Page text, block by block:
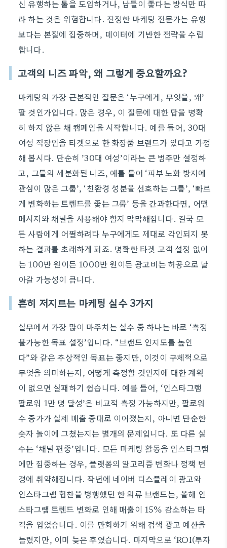
신 유행하는 툴을 도입하거나, 남들이 좋다는 방식만 따
라 하는 것은 위험합니다. 진정한 마케팅 전문가는 유행
보다는 본질에 집중하며, 데이터에 기반한 전략을 수립
합니다.
고객의 니즈 파악, 왜 그렇게 중요할까요?
마케팅의 가장 근본적인 질문은 ‘누구에게, 무엇을, 왜’
팔 것인가입니다. 많은 경우, 이 질문에 대한 답을 명확
히 하지 않은 채 캠페인을 시작합니다. 예를 들어, 30대
여성 직장인을 타겟으로 한 화장품 브랜드가 있다고 가정
해 봅시다. 단순히 ’30대 여성’이라는 큰 범주만 설정하
고, 그들의 세분화된 니즈, 예를 들어 ‘피부 노화 방지에
관심이 많은 그룹’, ‘친환경 성분을 선호하는 그룹’, ‘빠르
게 변화하는 트렌드를 좇는 그룹’ 등을 간과한다면, 어떤
메시지와 채널을 사용해야 할지 막막해집니다. 결국 모
든 사람에게 어필하려다 누구에게도 제대로 각인되지 못
하는 결과를 초래하게 되죠. 명확한 타겟 고객 설정 없이
는 100만 원이든 1000만 원이든 광고비는 허공으로 날
아갈 가능성이 큽니다.
흔히 저지르는 마케팅 실수 3가지
실무에서 가장 많이 마주치는 실수 중 하나는 바로 ‘측정
불가능한 목표 설정’입니다. “브랜드 인지도를 높인
다”와 같은 추상적인 목표는 좋지만, 이것이 구체적으로
무엇을 의미하는지, 어떻게 측정할 것인지에 대한 계획
이 없으면 실패하기 쉽습니다. 예를 들어, ‘인스타그램
팔로워 1만 명 달성’은 비교적 측정 가능하지만, 팔로워
수 증가가 실제 매출 증대로 이어졌는지, 아니면 단순한
숫자 놀이에 그쳤는지는 별개의 문제입니다. 또 다른 실
수는 ‘채널 편중’입니다. 모든 마케팅 활동을 인스타그램
에만 집중하는 경우, 플랫폼의 알고리즘 변화나 정책 변
경에 취약해집니다. 작년에 네이버 디스플레이 광고와
인스타그램 협찬을 병행했던 한 의류 브랜드는, 올해 인
스타그램 트렌드 변화로 인해 매출이 15% 감소하는 타
격을 입었습니다. 이를 만회하기 위해 검색 광고 예산을
늘렸지만, 이미 늦은 후였습니다. 마지막으로 ‘ROI(투자